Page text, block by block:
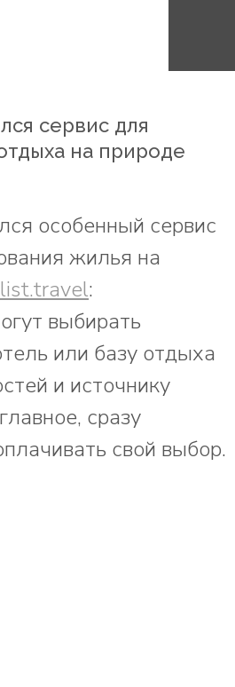
сервис для
на природе
особенный сервис
жилья на
:
выбирать
или базу отдыха
и источнику
сразу
свой выбор.